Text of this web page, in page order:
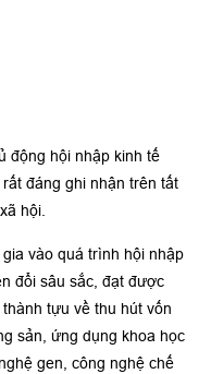
động hội nhập kinh tế
đáng ghi nhận trên tất
hội.
vào quá trình hội nhập
đổi sâu sắc, đạt được
tựu về thu hút vốn
sản, ứng dụng khoa học
gen, công nghệ chế